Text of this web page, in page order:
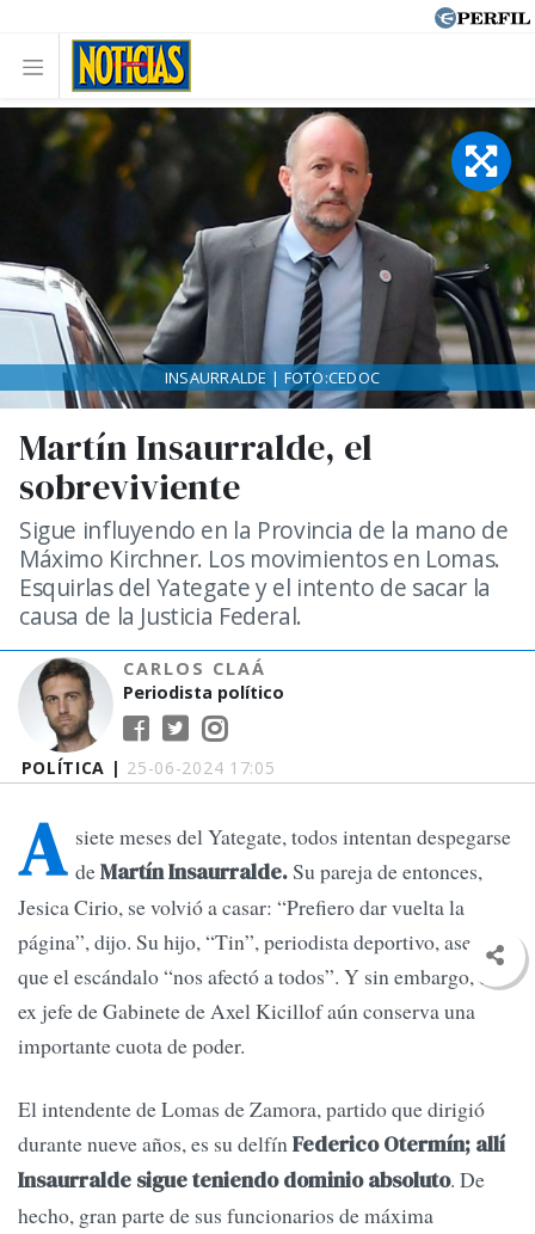
POLÍTICA | 25-06-2024 17:05
Martín Insaurralde, el
sobreviviente
Sigue influyendo en la Provincia de la mano de
Máximo Kirchner. Los movimientos en Lomas.
Esquirlas del Yategate y el intento de sacar la
causa de la Justicia Federal.
CARLOS CLAÁ
Periodista político
INSAURRALDE | FOTO:CEDOC
A siete meses del Yategate, todos intentan despegarse
deMartín Insaurralde.Su pareja de entonces,
Jesica Cirio, se volvió a casar: “Prefiero dar vuelta la
página”, dijo. Su hijo, “Tin”, periodista deportivo, aseguró
que el escándalo “nos afectó a todos”. Y sin embargo, el
ex jefe de Gabinete de Axel Kicillof aún conserva una
importante cuota de poder.
El intendente de Lomas de Zamora, partido que dirigió
durante nueve años, es su delfínFederico Otermín; allí
Insaurralde sigue teniendo dominio absoluto. De
hecho, gran parte de sus funcionarios de máxima